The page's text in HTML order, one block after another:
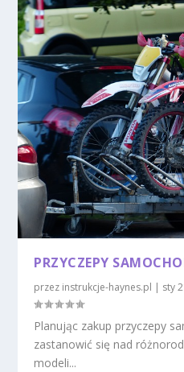
PRZYCZEPY
przez instrukcje-haynes.pl | sty
Planując zakup przyczepy
zastanowić się nad
modeli...